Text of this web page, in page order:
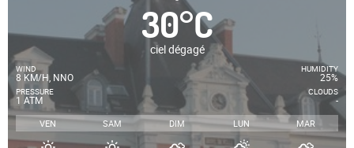
30°C
ciel dégagé
WIND
8 KM/H, NNO
PRESSURE
1 ATM
HUMIDITY
25%
CLOUDS
-
VEN SAM DIM LUN MAR